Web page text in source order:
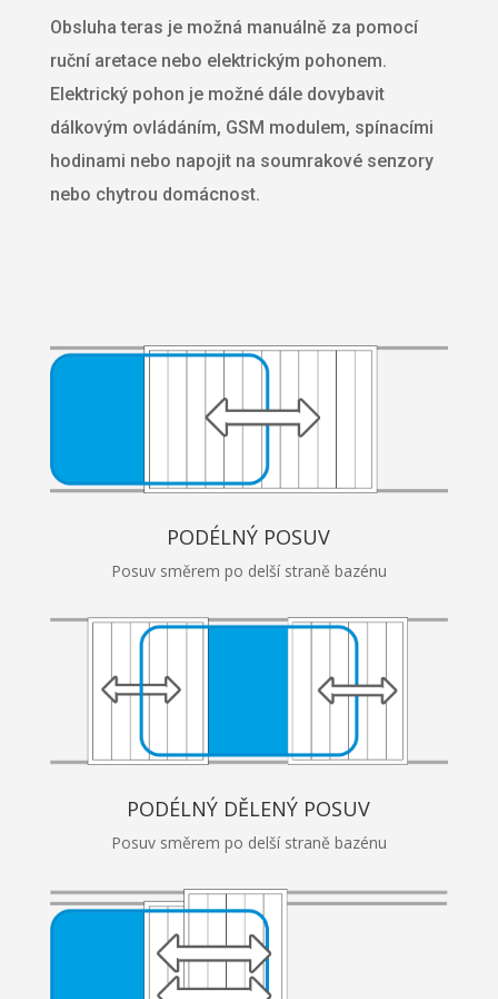
Obsluha teras je možná manuálně za pomocí
ruční aretace nebo elektrickým pohonem.
Elektrický pohon je možné dále dovybavit
dálkovým ovládáním, GSM modulem, spínacími
hodinami nebo napojit na soumrakové senzory
nebo chytrou domácnost.
PODÉLNÝ POSUV
Posuv směrem po delší straně bazénu
PODÉLNÝ DĚLENÝ POSUV
Posuv směrem po delší straně bazénu